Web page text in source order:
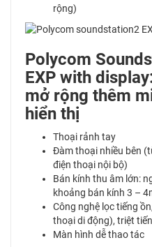
rộng)
Polycom
EXP with
mở rộng thêm
hiển thị
Thoại rảnh tay
Đàm thoại nhiều bên
điện thoại nội bộ)
Bán kính thu âm lớn:
khoảng bán kính 3 –
Công nghệ lọc tiếng
thoại di động), triệt
Màn hình dễ thao tác